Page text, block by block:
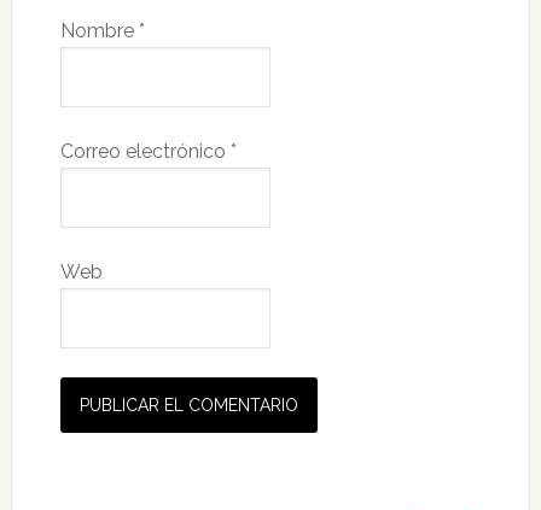
Nombre *
Correo electrónico *
Web